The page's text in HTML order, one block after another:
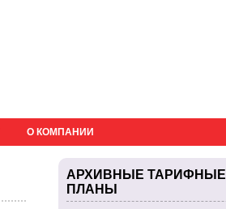
О КОМПАНИИ
АРХИВНЫЕ ТАРИФНЫЕ
ПЛАНЫ